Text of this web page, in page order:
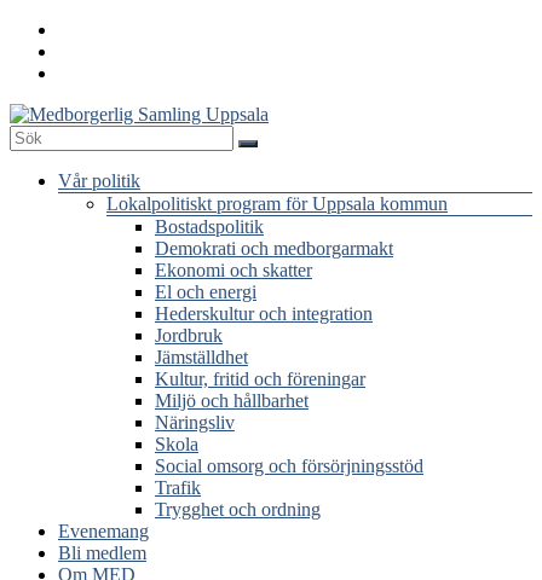
Hoppa
innehåll
Medborgerlig
Samling
Uppsala
Meny
Vår politik
Lokalpolitiskt program för Uppsala kommun
Bostadspolitik
Demokrati och medborgarmakt
Ekonomi och skatter
El och energi
Hederskultur och integration
Jordbruk
Jämställdhet
Kultur, fritid och föreningar
Miljö och hållbarhet
Näringsliv
Skola
Social omsorg och försörjningsstöd
Trafik
Trygghet och ordning
Evenemang
Bli medlem
Om MED